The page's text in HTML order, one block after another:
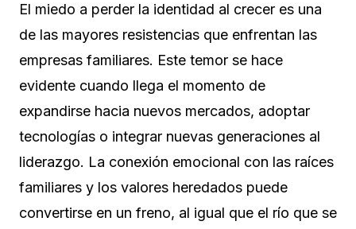
El miedo a perder la identidad al crecer es una
de las mayores resistencias que enfrentan las
empresas familiares. Este temor se hace
evidente cuando llega el momento de
expandirse hacia nuevos mercados, adoptar
tecnologías o integrar nuevas generaciones al
liderazgo. La conexión emocional con las raíces
familiares y los valores heredados puede
convertirse en un freno, al igual que el río que se